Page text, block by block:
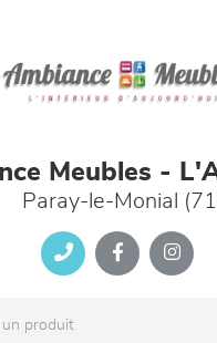
Meubles -
Paray-le-Monial